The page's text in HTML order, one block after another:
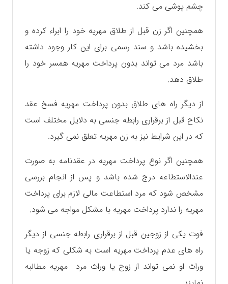
چشم پوشی می کند.
همچنین اگر زن قبل از طلاق مهریه خود را ابراء کرده و
بخشیده باشد و سند رسمی برای این کار وجود داشته
باشد مرد می تواند بدون پرداخت مهریه همسر خود را
طلاق دهد.
از دیگر راه های طلاق بدون پرداخت مهریه فسخ عقد
نکاح قبل از برقراری رابطه جنسی به دلایل مختلف است
که در این شرایط نیز به زن مهریه تعلق نمی گیرد.
همچنین اگر نوع پرداخت مهریه در عقدنامه به صورت
عندالاستطاعه درج شده باشد و پس از انجام بررسی
مشخص شود که مرد استطاعت مالی لازم برای پرداخت
مهریه را ندارد پرداخت مهریه با مشکل مواجه می شود.
فوت یکی از زوجین قبل از برقراری رابطه جنسی از دیگر
راه های عدم پرداخت مهریه است به شکلی که زوجه یا
وراث او نمی تواند از زوج یا وراث مرد مهریه مطالبه